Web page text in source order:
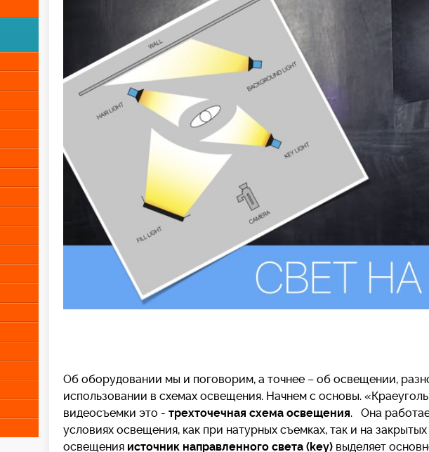
Об оборудовании мы и поговорим, а точнeе – об освещeнии,
использовании в схемах освещения. Начнем с основы.
видеосъемки это - трeхточeчная схема освещения. Она
условиях освещения, как при натурных съемках, так и на
освещения источник направленного света (key)выделяет